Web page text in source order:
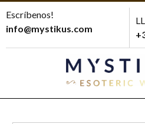
Escríbenos!
info@mystikus.com